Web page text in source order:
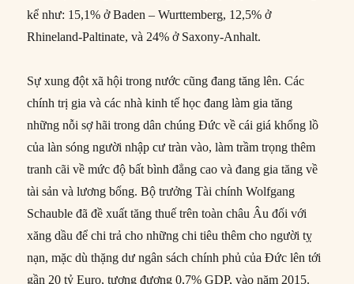
kể như: 15,1% ở Baden – Wurttemberg, 12,5% ở
Rhineland-Paltinate, và 24% ở Saxony-Anhalt.
Sự xung đột xã hội trong nước cũng đang tăng lên. Các
chính trị gia và các nhà kinh tế học đang làm gia tăng
những nỗi sợ hãi trong dân chúng Đức về cái giá khổng lồ
của làn sóng người nhập cư tràn vào, làm trầm trọng thêm
tranh cãi về mức độ bất bình đẳng cao và đang gia tăng về
tài sản và lương bổng. Bộ trưởng Tài chính Wolfgang
Schauble đã đề xuất tăng thuế trên toàn châu Âu đối với
xăng dầu để chi trả cho những chi tiêu thêm cho người tỵ
nạn, mặc dù thặng dư ngân sách chính phủ của Đức lên tới
gần 20 tỷ Euro, tương đương 0,7% GDP, vào năm 2015.